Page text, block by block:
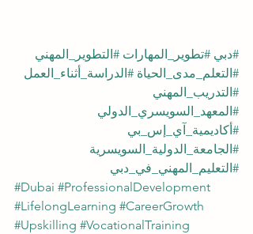
#دبي #تطوير_المهارات #التطوير_المهني
#التعلم_مدى_الحياة #الدراسة_أثناء_العمل
#التدريب_المهني
#المعهد_السويسري_الدولي
#أكاديمية_آي_إس_بي
#الجامعة_الدولية_السويسرية
#التعليم_المهني_في_دبي
#Dubai #ProfessionalDevelopment
#LifelongLearning #CareerGrowth
#Upskilling #VocationalTraining